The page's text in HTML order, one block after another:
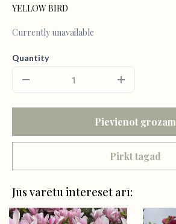
YELLOW BIRD
Currently unavailable
Quantity
Pievienot grozam
Pirkt tagad
Jūs varētu intereset arī: